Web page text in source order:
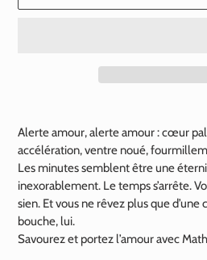
d'un
produit
à
votre
panier
Alerte amour, alerte amour : cœur
accélération, ventre noué,
Les minutes semblent être une
inexorablement. Le temps s’arrête.
sien. Et vous ne rêvez plus que d’une
bouche, lui.
Savourez et portez l’amour avec